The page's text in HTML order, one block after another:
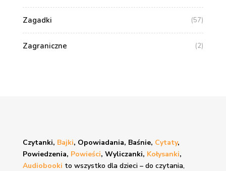
Zagadki (57)
Zagraniczne (2)
Czytanki, Bajki, Opowiadania, Baśnie, Cytaty,
Powiedzenia, Powieści, Wyliczanki, Kołysanki,
Audiobooki to wszystko dla dzieci – do czytania,